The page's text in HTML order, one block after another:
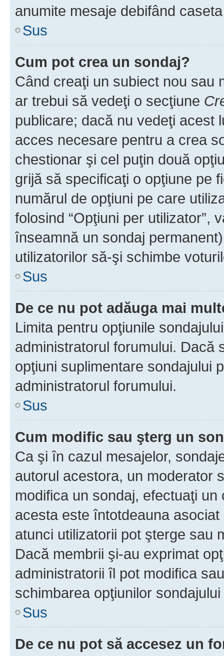
anumite mesaje debifând
Sus
Cum pot crea un sondaj?
Când creaţi un subiect nou sau
ar trebui să vedeţi o secţiune
publicare; dacă nu vedeţi acest
acces necesare pentru a crea
chestionar şi cel puţin două
grijă să specificaţi o opţiune pe
numărul de opţiuni pe care
folosind “Opţiuni per utilizator”,
înseamnă un sondaj
utilizatorilor să-şi schimbe
Sus
De ce nu pot adăuga mai
Limita pentru opţiunile
administratorul forumului. Dacă
opţiuni suplimentare sondajului
administratorul forumului.
Sus
Cum modific sau şterg un
Ca şi în cazul mesajelor,
autorul acestora, un moderator
modifica un sondaj, efectuaţi
acesta este întotdeauna
atunci utilizatorii pot şterge sau
Dacă membrii şi-au exprimat
administratorii îl pot modifica
schimbarea opţiunilor
Sus
De ce nu pot să accesez un